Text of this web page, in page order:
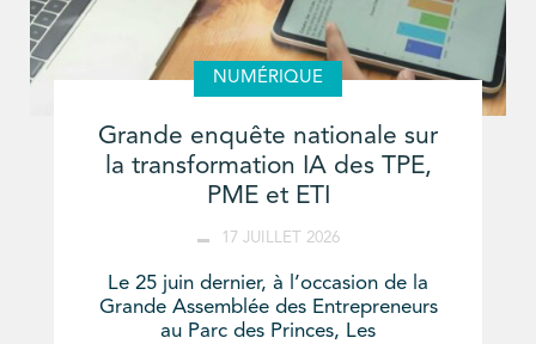
NUMÉRIQUE
Grande enquête nationale sur
la transformation IA des TPE,
PME et ETI
17 JUILLET 2026
Le 25 juin dernier, à l’occasion de la
Grande Assemblée des Entrepreneurs
au Parc des Princes, Les